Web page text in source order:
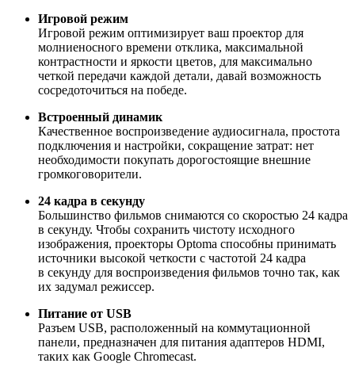
Игровой режим
Игровой режим оптимизирует ваш проектор для
молниеносного времени отклика, максимальной
контрастности и яркости цветов, для максимально
четкой передачи каждой детали, давай возможность
сосредоточиться на победе.
Встроенный динамик
Качественное воспроизведение аудиосигнала, простота
подключения и настройки, сокращение затрат: нет
необходимости покупать дорогостоящие внешние
громкоговорители.
24 кадра в секунду
Большинство фильмов снимаются со скоростью 24 кадра
в секунду. Чтобы сохранить чистоту исходного
изображения, проекторы Optoma способны принимать
источники высокой четкости с частотой 24 кадра
в секунду для воспроизведения фильмов точно так, как
их задумал режиссер.
Питание от USB
Разъем USB, расположенный на коммутационной
панели, предназначен для питания адаптеров HDMI,
таких как Google Chromecast.